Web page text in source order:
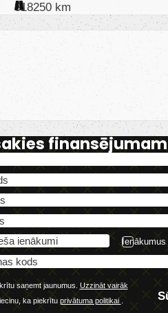
318250 km
finansējumam
saņemt jaunumus. Uzzināt vairāk
ka piekrītu privātuma politikai